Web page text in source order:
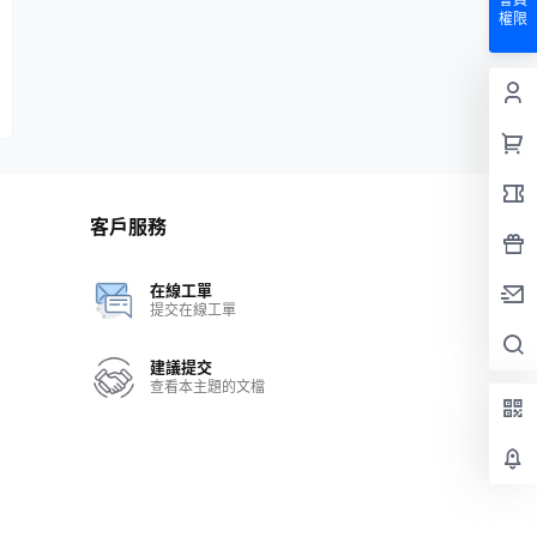
權限
客戶服務
在線工單
提交在線工單
建議提交
查看本主題的文檔